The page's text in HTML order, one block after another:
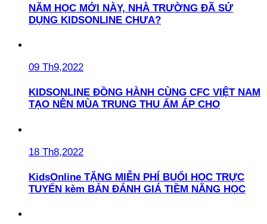
NĂM HỌC MỚI NÀY, NHÀ TRƯỜNG ĐÃ SỬ
DỤNG KIDSONLINE CHƯA?
09 Th9,2022
KIDSONLINE ĐỒNG HÀNH CÙNG CFC VIỆT NAM
TẠO NÊN MÙA TRUNG THU ẤM ÁP CHO
18 Th8,2022
KidsOnline TẶNG MIỄN PHÍ BUỔI HỌC TRỰC
TUYẾN kèm BẢN ĐÁNH GIÁ TIỀM NĂNG HỌC